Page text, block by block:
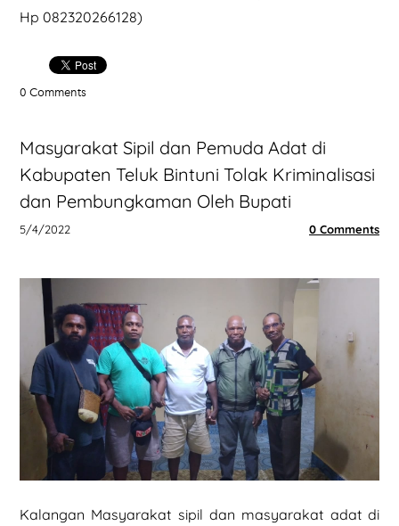
Hp 082320266128)
0 Comments
Masyarakat Sipil dan Pemuda Adat di
Kabupaten Teluk Bintuni Tolak Kriminalisasi
dan Pembungkaman Oleh Bupati
5/4/2022 0 Comments
Kalangan Masyarakat sipil dan masyarakat adat di